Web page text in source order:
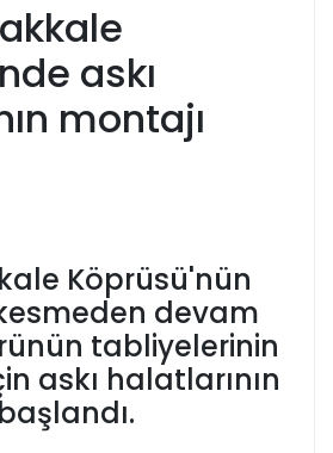
askı
montajı
Köprüsü'nün
devam
tabliyelerinin
askı halatlarının